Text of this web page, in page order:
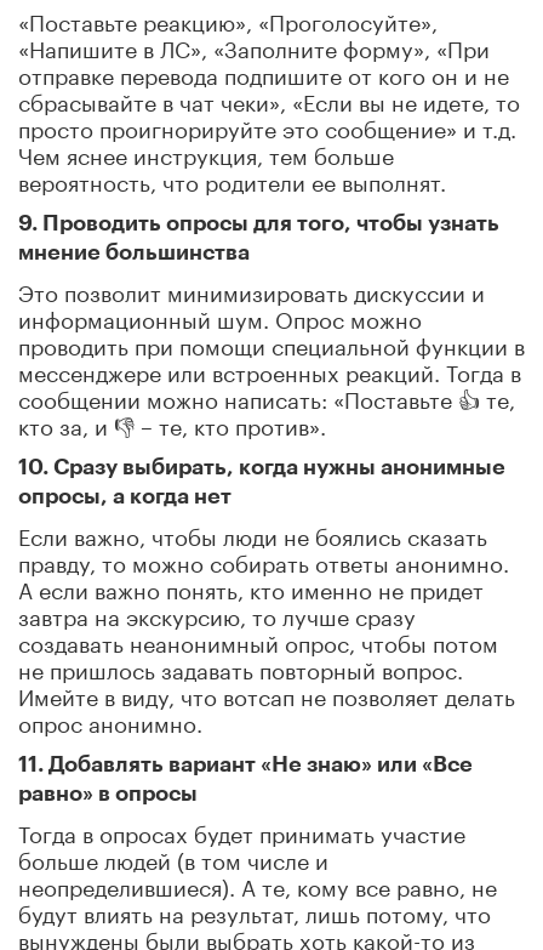
«Поставьте реакцию», «Проголосуйте»,
«Напишите в ЛС», «Заполните форму», «При
отправке перевода подпишите от кого он и не
сбрасывайте в чат чеки», «Если вы не идете, то
просто проигнорируйте это сообщение» и т.д.
Чем яснее инструкция, тем больше
вероятность, что родители ее выполнят.
9. Проводить опросы для того, чтобы узнать
мнение большинства
Это позволит минимизировать дискуссии и
информационный шум. Опрос можно
проводить при помощи специальной функции в
мессенджере или встроенных реакций. Тогда в
сообщении можно написать: «Поставьте 👍 те,
кто за, и 👎 – те, кто против».
10. Сразу выбирать, когда нужны анонимные
опросы, а когда нет
Если важно, чтобы люди не боялись сказать
правду, то можно собирать ответы анонимно.
А если важно понять, кто именно не придет
завтра на экскурсию, то лучше сразу
создавать неанонимный опрос, чтобы потом
не пришлось задавать повторный вопрос.
Имейте в виду, что вотсап не позволяет делать
опрос анонимно.
11. Добавлять вариант «Не знаю» или «Все
равно» в опросы
Тогда в опросах будет принимать участие
больше людей (в том числе и
неопределившиеся). А те, кому все равно, не
будут влиять на результат, лишь потому, что
вынуждены были выбрать хоть какой-то из